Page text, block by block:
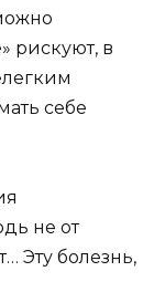
рискуют, в
себе
не от
Эту болезнь,